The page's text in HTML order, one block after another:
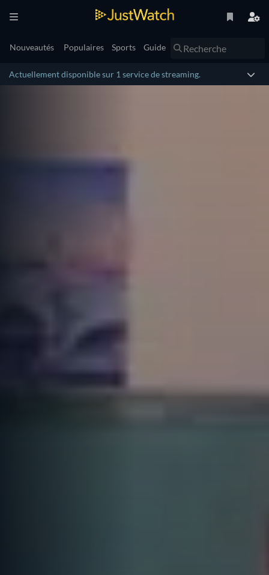
Nouveautés Populaires Sports Guide
Actuellement disponible sur 1 service de streaming.